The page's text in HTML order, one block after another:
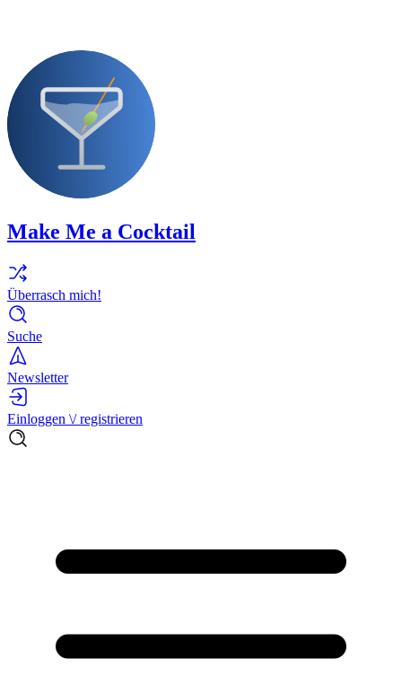
Make Me a Cocktail
Überrasch mich!
Suche
Newsletter
Einloggen \/ registrieren